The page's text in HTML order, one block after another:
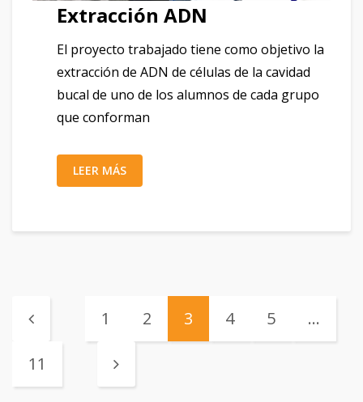
Extracción ADN
El proyecto trabajado tiene como objetivo la
extracción de ADN de células de la cavidad
bucal de uno de los alumnos de cada grupo
que conforman
LEER MÁS
1 2 3 4 5 …
11